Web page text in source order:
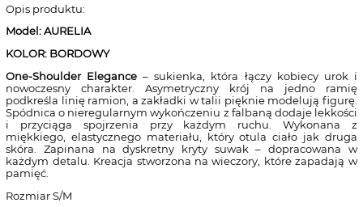
Opis produktu:
Model: AURELIA
KOLOR: BORDOWY
One-Shoulder Elegance – sukienka, która łączy kobiecy urok i
nowoczesny charakter. Asymetryczny krój na jedno ramię
podkreśla linię ramion, a zakładki w talii pięknie modelują figurę.
Spódnica o nieregularnym wykończeniu z falbaną dodaje lekkości
i przyciąga spojrzenia przy każdym ruchu. Wykonana z
miękkiego, elastycznego materiału, który otula ciało jak druga
skóra. Zapinana na dyskretny kryty suwak – dopracowana w
każdym detalu. Kreacja stworzona na wieczory, które zapadają w
pamięć.
Rozmiar S/M